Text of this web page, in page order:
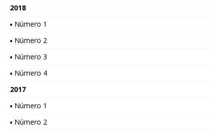
2018
▪ Número 1
▪ Número 2
▪ Número 3
▪ Número 4
2017
▪ Número 1
▪ Número 2